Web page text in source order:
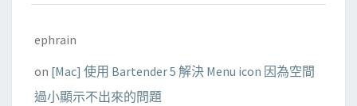
ephrain
on [Mac] 使用 Bartender 5 解決 Menu icon 因為空間
過小顯示不出來的問題